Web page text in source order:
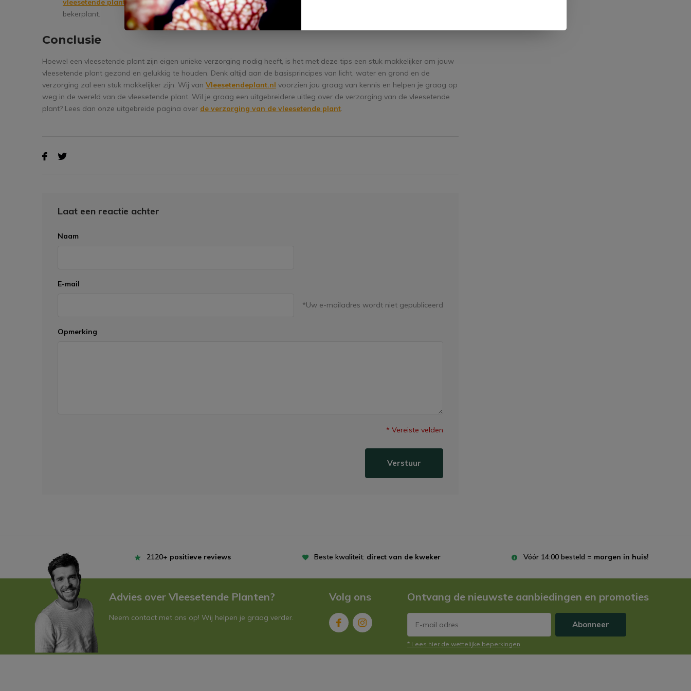
vleesetende planten, deze mogen nooit onder de minimale temperatuur komen. Denk hierbij bijvoorbeeld aan een
bekerplant.
Conclusie
Hoewel een vleesetende plant zijn eigen unieke verzorging nodig heeft, is het met deze tips een stuk makkelijker om jouw
vleesetende plant gezond en gelukkig te houden. Denk altijd aan de basisprincipes van licht, water en grond en de
verzorging zal een stuk makkelijker zijn. Wij van Vleesetendeplant.nl voorzien jou graag van kennis en helpen je graag op
weg in de wereld van de vleesetende plant. Wil je graag een uitgebreidere uitleg over de verzorging van de vleesetende
plant? Lees dan onze uitgebreide pagina over de verzorging van de vleesetende plant.
Laat een reactie achter
Naam
E-mail
*Uw e-mailadres wordt niet gepubliceerd
Opmerking
* Vereiste velden
Verstuur
2120+ positieve reviews Beste kwaliteit: direct van de kweker Vóór 14:00 besteld = morgen in huis!
Advies over Vleesetende Planten?
Neem contact met ons op! Wij helpen je graag verder.
Volg ons Ontvang de nieuwste aanbiedingen en promoties
Abonneer
* Lees hier de wettelijke beperkingen